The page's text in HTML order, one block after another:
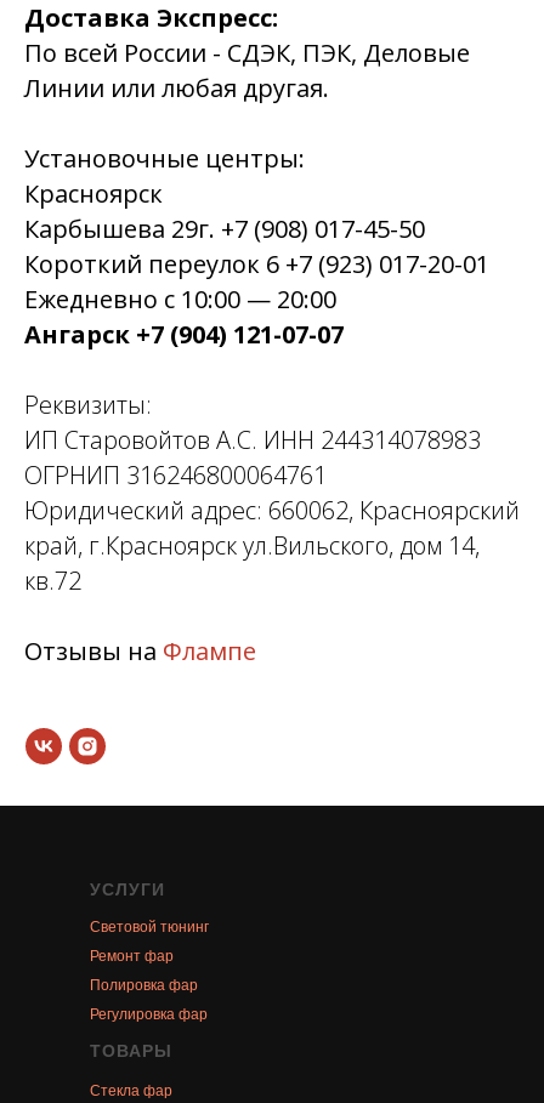
Доставка Экспресс:
По всей России - СДЭК, ПЭК, Деловые
Линии или любая другая.
Установочные центры:
Красноярск
Карбышева 29г. +7 (908) 017-45-50
Короткий переулок 6 +7 (923) 017-20-01
Ежедневно с 10:00 — 20:00
Ангарск +7 (904) 121-07-07
Реквизиты:
ИП Старовойтов А.С. ИНН 244314078983
ОГРНИП 316246800064761
Юридический адрес: 660062, Красноярский
край, г.Красноярск ул.Вильского, дом 14,
кв.72
Отзывы на Флампе
УСЛУГИ
Световой тюнинг
Ремонт фар
Полировка фар
Регулировка фар
ТОВАРЫ
Стекла фар